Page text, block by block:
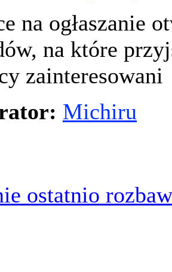
na ogłaszanie
na które
zainteresowani
Michiru
ostatnio